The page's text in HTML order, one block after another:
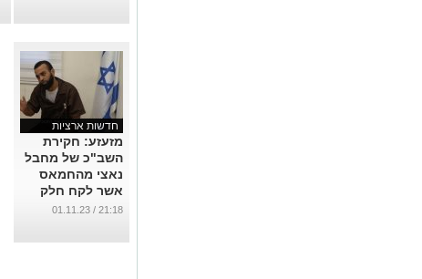
חדשות ארציות
מזעזע: חקירת
השב"כ של מחבל
נאצי מהחמאס
אשר לקח חלק
פעיל בטבח בכפר
...
21:18 / 01.11.23